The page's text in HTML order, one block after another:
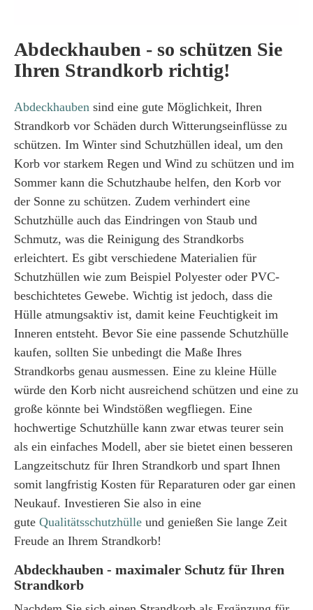
Abdeckhauben - so schützen Sie
Ihren Strandkorb richtig!
Abdeckhauben sind eine gute Möglichkeit, Ihren
Strandkorb vor Schäden durch Witterungseinflüsse zu
schützen. Im Winter sind Schutzhüllen ideal, um den
Korb vor starkem Regen und Wind zu schützen und im
Sommer kann die Schutzhaube helfen, den Korb vor
der Sonne zu schützen. Zudem verhindert eine
Schutzhülle auch das Eindringen von Staub und
Schmutz, was die Reinigung des Strandkorbs
erleichtert. Es gibt verschiedene Materialien für
Schutzhüllen wie zum Beispiel Polyester oder PVC-
beschichtetes Gewebe. Wichtig ist jedoch, dass die
Hülle atmungsaktiv ist, damit keine Feuchtigkeit im
Inneren entsteht. Bevor Sie eine passende Schutzhülle
kaufen, sollten Sie unbedingt die Maße Ihres
Strandkorbs genau ausmessen. Eine zu kleine Hülle
würde den Korb nicht ausreichend schützen und eine zu
große könnte bei Windstößen wegfliegen. Eine
hochwertige Schutzhülle kann zwar etwas teurer sein
als ein einfaches Modell, aber sie bietet einen besseren
Langzeitschutz für Ihren Strandkorb und spart Ihnen
somit langfristig Kosten für Reparaturen oder gar einen
Neukauf. Investieren Sie also in eine
gute Qualitätsschutzhülle und genießen Sie lange Zeit
Freude an Ihrem Strandkorb!
Abdeckhauben - maximaler Schutz für Ihren
Strandkorb